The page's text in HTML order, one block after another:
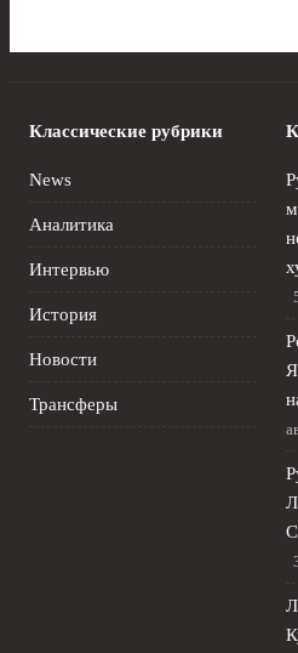
Классические рубрики
News
Аналитика
Интервью
История
Новости
Трансферы